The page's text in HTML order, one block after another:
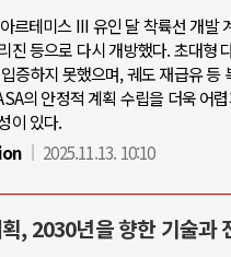
르테미스 III 유인 달 착륙선 개발
진 등으로 다시 개방했다. 초대형
증하지 못했으며, 궤도 재급유
의 안정적 계획 수립을 더욱 어
이 있다.
2025.11.13. 10:10
, 2030년을 향한 기술과